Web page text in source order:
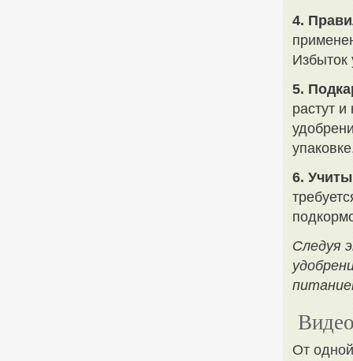
4.
Избыток
5.
растут
6.
Следуя
От